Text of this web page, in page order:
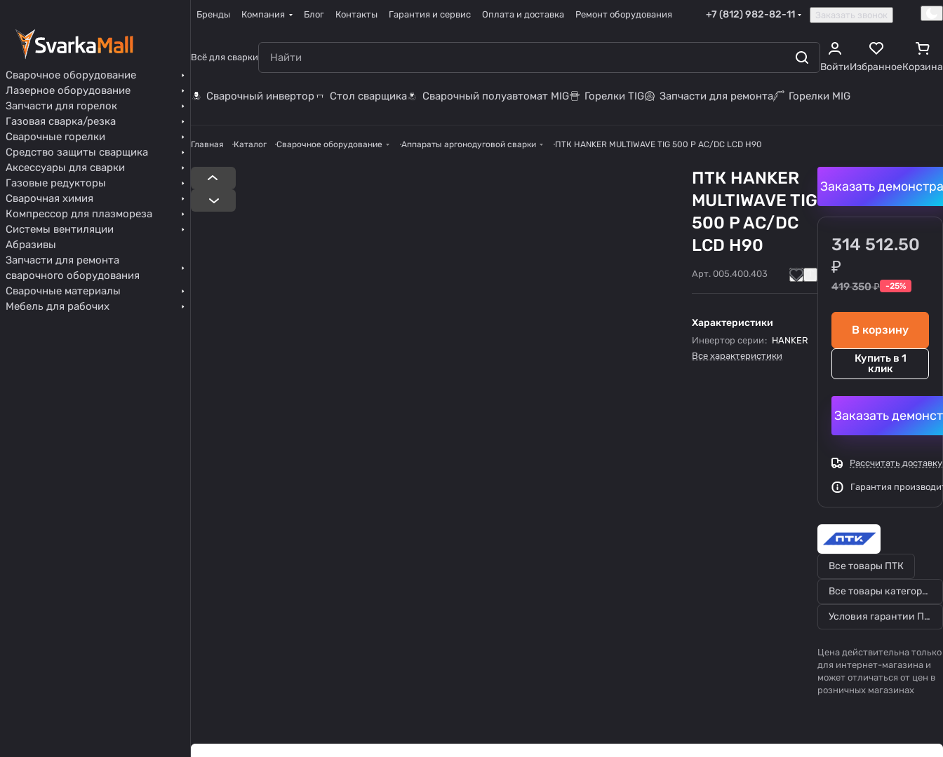
Бренды Компания Блог Контакты Гарантия и сервис Оплата и доставка Ремонт оборудования +7 (812) 982-82-11 Заказать звонок
Всё для сварки
ВойтиИзбранноеКорзина
Сварочный инвертор Стол сварщика Сварочный полуавтомат MIG Горелки TIG Запчасти для ремонта Горелки MIG
Главная Каталог Сварочное оборудование Аппараты аргонодуговой сварки ПТК HANKER MULTIWAVE TIG 500 P AC/DC LCD H90
ПТК HANKER
MULTIWAVE TIG
500 P AC/DC
LCD H90
Арт. 005.400.403
Характеристики
Инвертор серии : HANKER
Все характеристики
Заказать
314 512.50
₽
419 350 ₽ -25%
В корзину
Купить в 1
клик
Заказать
Рассчитать доставку
Гарантия
Все товары ПТК
Все товары категории
Условия гарантии ПТК
Цена действительна только
для интернет-магазина и
может отличаться от цен в
розничных магазинах
Сварочное оборудование
Лазерное оборудование
Запчасти для горелок
Газовая сварка/резка
Сварочные горелки
Средство защиты сварщика
Аксессуары для сварки
Газовые редукторы
Сварочная химия
Компрессор для плазмореза
Системы вентиляции
Абразивы
Запчасти для ремонта
сварочного оборудования
Сварочные материалы
Мебель для рабочих